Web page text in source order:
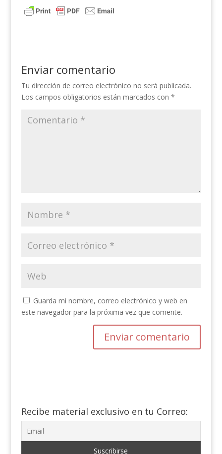
Enviar comentario
Tu dirección de correo electrónico no será publicada.
Los campos obligatorios están marcados con *
Guarda mi nombre, correo electrónico y web en
este navegador para la próxima vez que comente.
Recibe material exclusivo en tu Correo: